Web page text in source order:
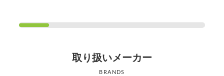
取り扱いメーカー
BRANDS